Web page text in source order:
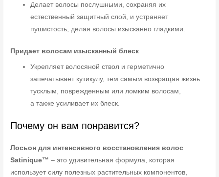
Делает волосы послушными, сохраняя их
естественный защитный слой, и устраняет
пушистость, делая волосы изысканно гладкими.
Придает волосам изысканный блеск
Укрепляет волосяной ствол и герметично
запечатывает кутикулу, тем самым возвращая жизнь
тусклым, поврежденным или ломким волосам,
а также усиливает их блеск.
Почему он вам понравится?
Лосьон для интенсивного восстановления волос
Satinique™ – это удивительная формула, которая
использует силу полезных растительных компонентов,